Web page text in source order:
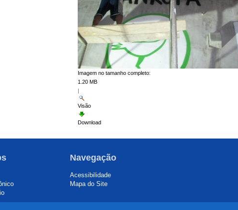
Imagem no tamanho completo:
1.20 MB
|
Visão
Download
Navegação
Acessibilidade
Mapa do Site